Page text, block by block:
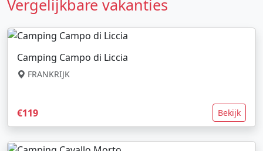
Vergelijkbare vakanties
Camping Campo di Liccia
FRANKRIJK
€119 Bekijk